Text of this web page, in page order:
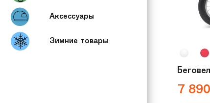
Аксессуары
Зимние товары
7 890